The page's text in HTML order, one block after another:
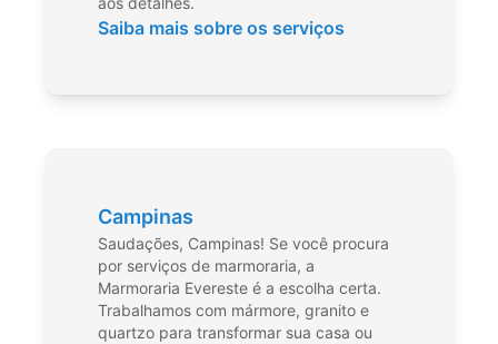
Saiba mais sobre os serviços
Campinas
Saudações, Campinas! Se você procura
por serviços de marmoraria, a
Marmoraria Evereste é a escolha certa.
Trabalhamos com mármore, granito e
quartzo para transformar sua casa ou